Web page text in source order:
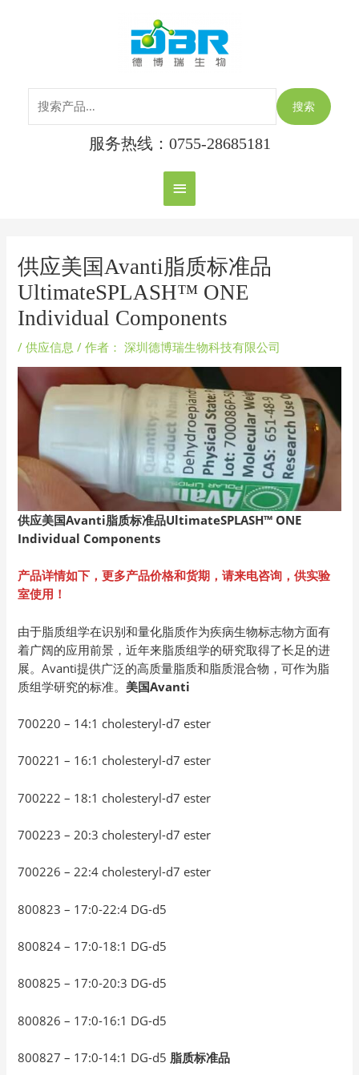
主
菜
单
搜索
服务热线：0755-28685181
供应美国Avanti脂质标准品
UltimateSPLASH™ ONE
Individual Components
/供应信息 / 作者： 深圳德博瑞生物科技有限公司
供应美国Avanti脂质标准品UltimateSPLASH™ ONE
Individual Components
产品详情如下，更多产品价格和货期，请来电咨询，供实验
室使用！
由于脂质组学在识别和量化脂质作为疾病生物标志物方面有
着广阔的应用前景，近年来脂质组学的研究取得了长足的进
展。Avanti提供广泛的高质量脂质和脂质混合物，可作为脂
质组学研究的标准。美国Avanti
700220 – 14:1 cholesteryl-d7 ester
700221 – 16:1 cholesteryl-d7 ester
700222 – 18:1 cholesteryl-d7 ester
700223 – 20:3 cholesteryl-d7 ester
700226 – 22:4 cholesteryl-d7 ester
800823 – 17:0-22:4 DG-d5
800824 – 17:0-18:1 DG-d5
800825 – 17:0-20:3 DG-d5
800826 – 17:0-16:1 DG-d5
800827 – 17:0-14:1 DG-d5 脂质标准品